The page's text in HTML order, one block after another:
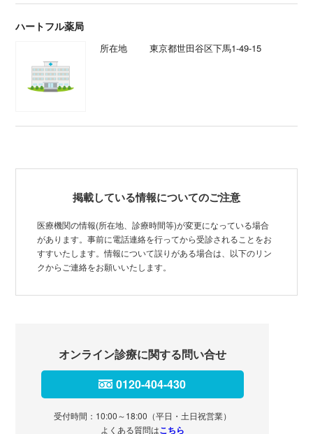
ハートフル薬局
所在地 東京都世田谷区下馬1-49-15
掲載している情報についてのご注意
医療機関の情報(所在地、診療時間等)が変更になっている場合
があります。事前に電話連絡を行ってから受診されることをお
すすいたします。情報について誤りがある場合は、以下のリン
クからご連絡をお願いいたします。
オンライン診療に関する問い合せ
0120-404-430
受付時間：10:00～18:00（平日・土日祝営業）
よくある質問はこちら